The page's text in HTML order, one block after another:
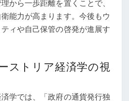
から一歩距離を置くことで、
能力が高まります。今後もウ
ィや自己保管の啓発が進展す
ストリア経済学の視
学では、「政府の通貨発行独